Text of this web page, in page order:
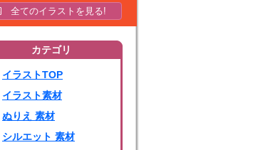
全てのイラストを見る!
カテゴリ
イラストTOP
イラスト素材
ぬりえ 素材
シルエット 素材